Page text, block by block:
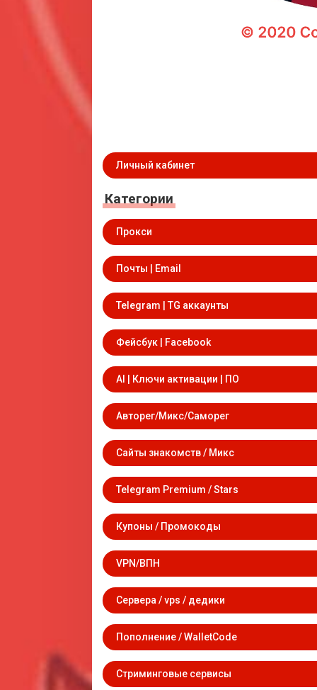
Личный кабинет
Категории
Прокси
Почты | Email
Telegram | TG аккаунты
Фейсбук | Facebook
AI | Ключи активации | ПО
Авторег/Микс/Саморег
Сайты знакомств / Микс
Telegram Premium / Stars
Купоны / Промокоды
VPN/ВПН
Сервера / vps / дедики
Пополнение / WalletCode
Стриминговые сервисы